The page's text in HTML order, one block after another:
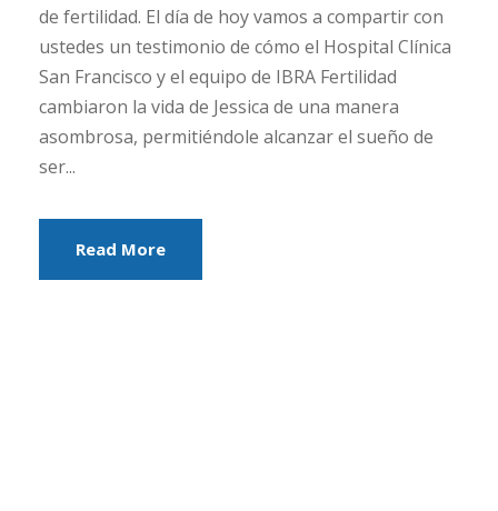
de fertilidad. El día de hoy vamos a compartir con
ustedes un testimonio de cómo el Hospital Clínica
San Francisco y el equipo de IBRA Fertilidad
cambiaron la vida de Jessica de una manera
asombrosa, permitiéndole alcanzar el sueño de
ser...
Read More